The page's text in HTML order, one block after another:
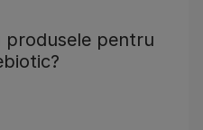
produsele pentru